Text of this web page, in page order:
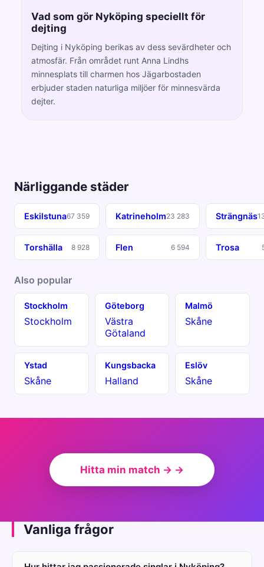
Vad som gör Nyköping speciellt för
dejting
Dejting i Nyköping berikas av dess sevärdheter och
atmosfär. Från området runt Anna Lindhs
minnesplats till charmen hos Jägarbostaden
erbjuder staden naturliga miljöer för minnesvärda
dejter.
Närliggande städer
Eskilstuna67 359 Katrineholm23 283 Strängnäs
Torshälla 8 928 Flen 6 594 Trosa
Also popular
Stockholm
Stockholm
Göteborg
Västra
Götaland
Malmö
Skåne
Ystad
Skåne
Kungsbacka
Halland
Eslöv
Skåne
Hitta min match → →
Vanliga frågor